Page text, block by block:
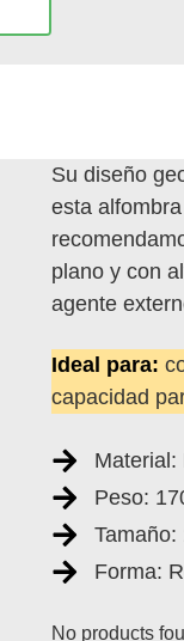
Su diseño
esta
plano y con
agente
Ideal para:
capacidad
Material:
Peso:
Tamaño:
Forma:
No products